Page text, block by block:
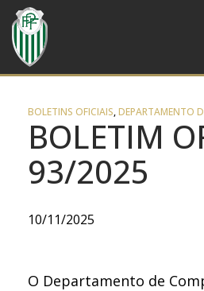
BOLETINS OFICIAIS,DEPARTAMENTO
BOLETIM
93/2025
10/11/2025
O Departamento de